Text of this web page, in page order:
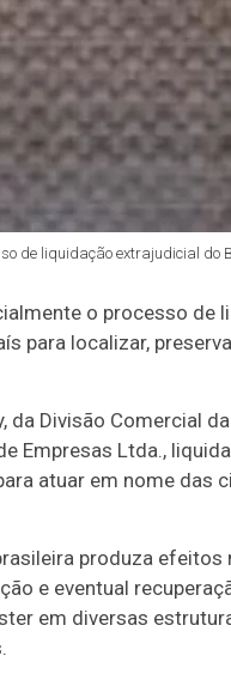
de liquidação extrajudicial do
o processo de
para localizar,
Divisão Comercial
Empresas Ltda.,
atuar em nome das
produza
e eventual
em diversas